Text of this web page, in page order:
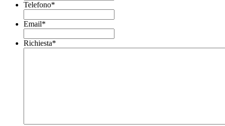
Telefono*
Email*
Richiesta*